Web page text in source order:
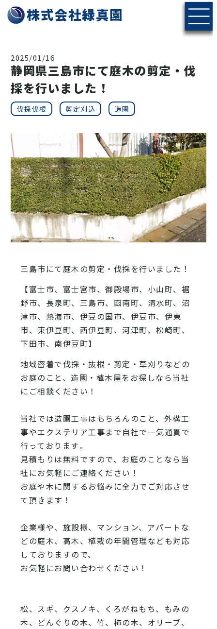
株式会社緑真園
2025/01/16
静岡県三島市にて庭木の剪定・伐
採を行いました！
伐採伐根 剪定刈込 造園
三島市にて庭木の剪定・伐採を行いました！
【富士市、富士宮市、御殿場市、小山町、裾
野市、長泉町、三島市、函南町、清水町、沼
津市、熱海市、伊豆の国市、伊豆市、伊東
市、東伊豆町、西伊豆町、河津町、松崎町、
下田市、南伊豆町】
地域密着で伐採・抜根・剪定・草刈りなどの
お庭のこと、造園・ 植木屋をお探しなら当社
にご相談ください！
当社では造園工事はもちろんのこと、 外構工
事やエクステリア工事まで自社で一気通貫で
行っております。
見積もりは無料ですので、 お庭のことなら当
社にお気軽にご連絡ください！
お庭や木に関するお悩みに全力でご対応させ
て頂きます！
企業様や、施設様、マンション、アパートな
どの庭木、高木、植栽の年間管理なども対応
しておりますので、
お気軽にお問い合わせください！
松、スギ、クスノキ、くろがねもち、もみの
木、どんぐりの木、 竹、柿の木、オリーブ、